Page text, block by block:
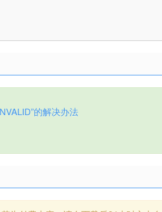
的解决办法